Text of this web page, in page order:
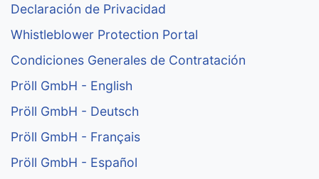
Declaración de Privacidad
Whistleblower Protection Portal
Condiciones Generales de Contratación
Pröll GmbH - English
Pröll GmbH - Deutsch
Pröll GmbH - Français
Pröll GmbH - Español